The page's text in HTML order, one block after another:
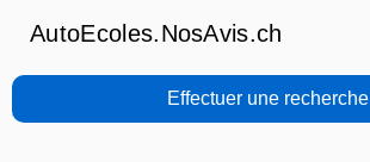
AutoEcoles.NosAvis.ch
Effectuer une recherche